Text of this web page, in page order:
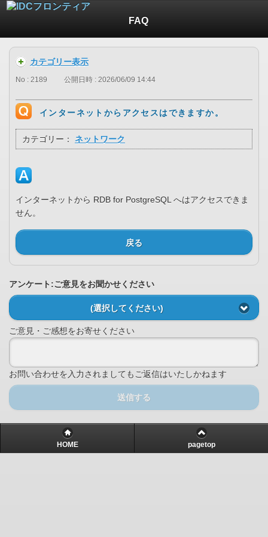
FAQ
カテゴリー表示
No : 2189 公開日時 : 2026/06/09 14:44
インターネットからアクセスはできますか。
カテゴリー： ネットワーク
インターネットから RDB for PostgreSQL へはアクセスできま
せん。
戻る
アンケート:ご意見をお聞かせください
(選択してください)
ご意見・ご感想をお寄せください
お問い合わせを入力されましてもご返信はいたしかねます
送信する
HOME pagetop